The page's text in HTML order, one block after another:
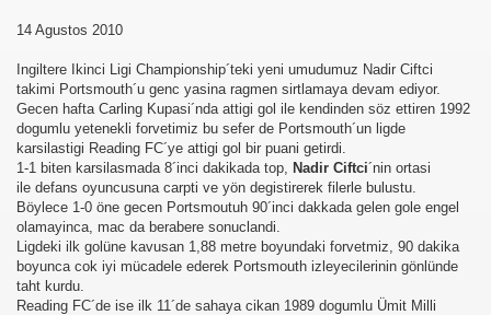
14 Agustos 2010
Ingiltere Ikinci Ligi Championship´teki yeni umudumuz Nadir Ciftci
takimi Portsmouth´u genc yasina ragmen sirtlamaya devam ediyor.
Gecen hafta Carling Kupasi´nda attigi gol ile kendinden söz ettiren 1992
dogumlu yetenekli forvetimiz bu sefer de Portsmouth´un ligde
karsilastigi Reading FC´ye attigi gol bir puani getirdi.
1-1 biten karsilasmada 8´inci dakikada top, Nadir Ciftci´nin ortasi
ile defans oyuncusuna carpti ve yön degistirerek filerle bulustu.
Böylece 1-0 öne gecen Portsmoutuh 90´inci dakkada gelen gole engel
olamayinca, mac da berabere sonuclandi.
Ligdeki ilk golüne kavusan 1,88 metre boyundaki forvetmiz, 90 dakika
boyunca cok iyi mücadele ederek Portsmouth izleyecilerinin gönlünde
taht kurdu.
Reading FC´de ise ilk 11´de sahaya cikan 1989 dogumlu Ümit Milli